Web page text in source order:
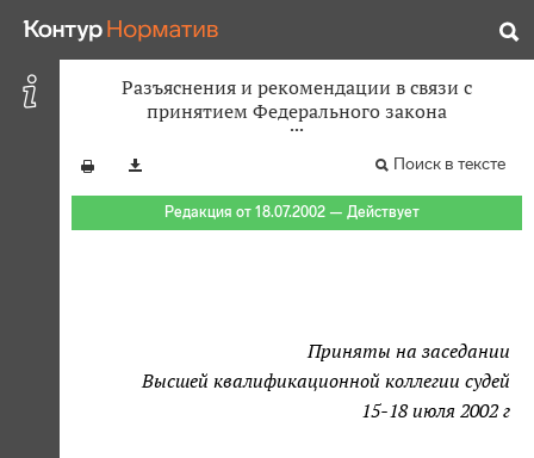
Разъяснения и рекомендации в связи с
принятием Федерального закона
Поиск в тексте
Редакция от 18.07.2002 — Действует
Приняты на заседании
Высшей квалификационной коллегии судей
15-18 июля 2002 г